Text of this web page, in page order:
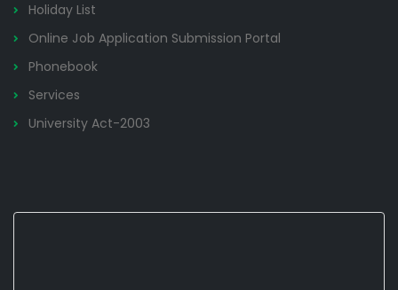
Holiday List
Online Job Application Submission Portal
Phonebook
Services
University Act-2003